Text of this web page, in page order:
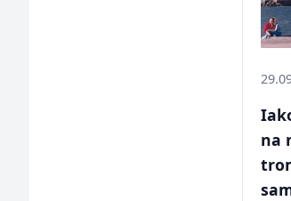
na